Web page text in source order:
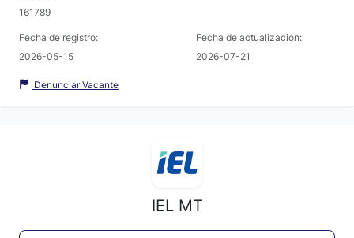
161789
Fecha de registro:
2026-05-15
Fecha de actualización:
2026-07-21
Denunciar Vacante
IEL MT